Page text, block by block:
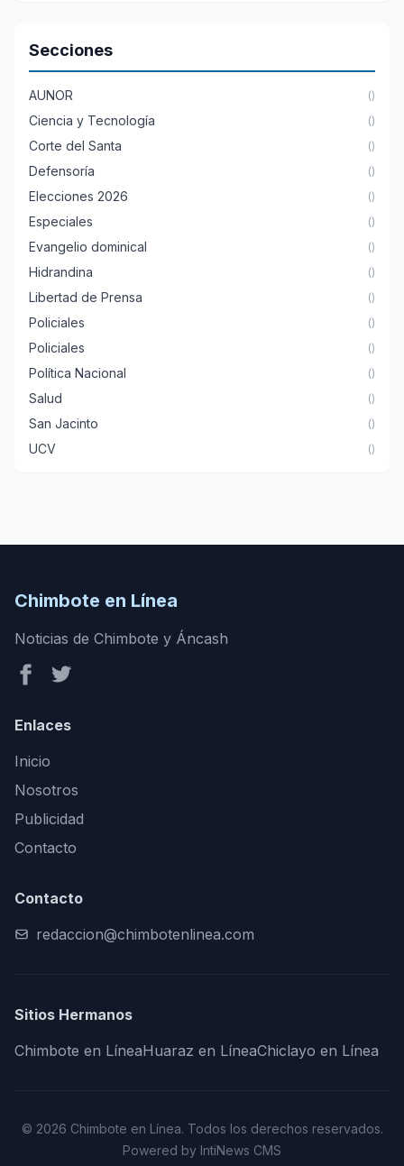
Secciones
AUNOR ()
Ciencia y Tecnología ()
Corte del Santa ()
Defensoría ()
Elecciones 2026 ()
Especiales ()
Evangelio dominical ()
Hidrandina ()
Libertad de Prensa ()
Policiales ()
Policiales ()
Política Nacional ()
Salud ()
San Jacinto ()
UCV ()
Chimbote en Línea
Noticias de Chimbote y Áncash
Enlaces
Inicio
Nosotros
Publicidad
Contacto
Contacto
redaccion@chimbotenlinea.com
Sitios Hermanos
Chimbote en LíneaHuaraz en LíneaChiclayo en Línea
© 2026 Chimbote en Línea. Todos los derechos reservados.
Powered by IntiNews CMS